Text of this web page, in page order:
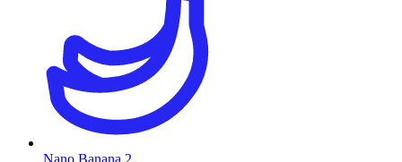
Nano Banana 2